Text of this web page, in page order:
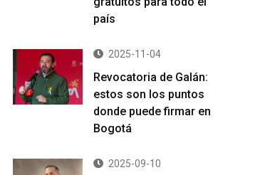
país
2025-11-04
Revocatoria de Galán:
estos son los puntos
donde puede firmar en
Bogotá
2025-09-10